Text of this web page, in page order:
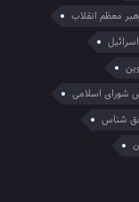
معظم انقلاب
شورای اسلامی
شناس